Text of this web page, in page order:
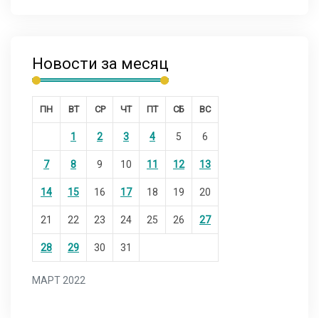
Новости за месяц
МАРТ 2022
ПН ВТ СР ЧТ ПТ СБ ВС
1 2 3 4 5 6
7 8 9 10 11 12 13
14 15 16 17 18 19 20
21 22 23 24 25 26 27
28 29 30 31